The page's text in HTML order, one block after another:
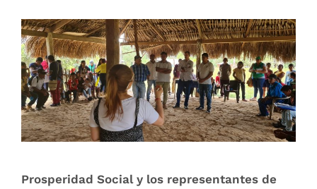
Prosperidad Social y los representantes de